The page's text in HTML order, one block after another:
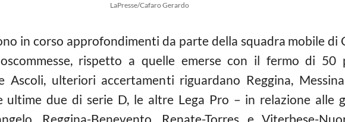
LaPresse/Cafaro Gerardo
in corso approfondimenti da parte della squadra mobile di
, rispetto a quelle emerse con il fermo di 50
Ascoli, ulteriori accertamenti riguardano Reggina,
ultime due di serie D, le altre Lega Pro – in relazione alle
Reggina-Benevento, Renate-Torres e Viterbese-